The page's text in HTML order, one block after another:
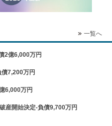
一覧へ
2億6,000万円
7,200万円
6,000万円
産開始決定-負債9,700万円